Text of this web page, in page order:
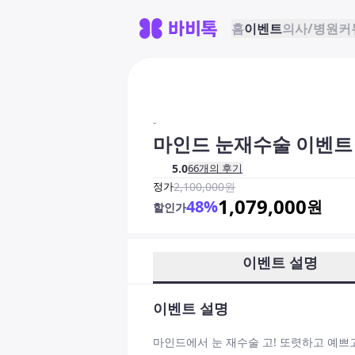
홈이벤트의사/병원커
-
마인드 눈재수술 이벤트
5.066개의 후기
정가2,100,000원
할인가48%1,079,000원
이벤트 설명
이벤트 설명
마인드에서 눈 재수술 고! 또렷하고 예쁘